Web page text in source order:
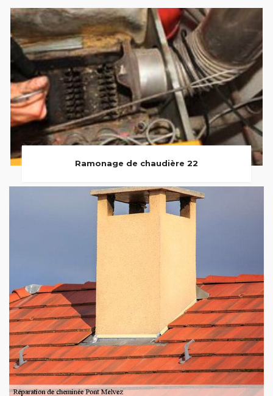
Ramonage de chaudière 22